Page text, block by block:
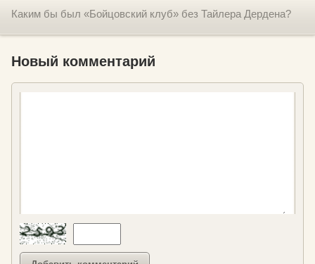
Каким бы был «Бойцовский клуб» без Тайлера Дердена?
Новый комментарий